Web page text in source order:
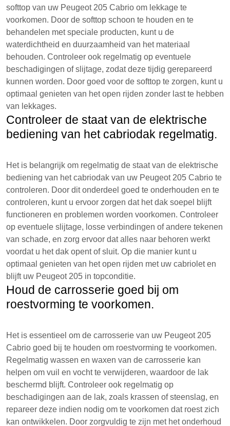
softtop van uw Peugeot 205 Cabrio om lekkage te
voorkomen. Door de softtop schoon te houden en te
behandelen met speciale producten, kunt u de
waterdichtheid en duurzaamheid van het materiaal
behouden. Controleer ook regelmatig op eventuele
beschadigingen of slijtage, zodat deze tijdig gerepareerd
kunnen worden. Door goed voor de softtop te zorgen, kunt u
optimaal genieten van het open rijden zonder last te hebben
van lekkages.
Controleer de staat van de elektrische
bediening van het cabriodak regelmatig.
Het is belangrijk om regelmatig de staat van de elektrische
bediening van het cabriodak van uw Peugeot 205 Cabrio te
controleren. Door dit onderdeel goed te onderhouden en te
controleren, kunt u ervoor zorgen dat het dak soepel blijft
functioneren en problemen worden voorkomen. Controleer
op eventuele slijtage, losse verbindingen of andere tekenen
van schade, en zorg ervoor dat alles naar behoren werkt
voordat u het dak opent of sluit. Op die manier kunt u
optimaal genieten van het open rijden met uw cabriolet en
blijft uw Peugeot 205 in topconditie.
Houd de carrosserie goed bij om
roestvorming te voorkomen.
Het is essentieel om de carrosserie van uw Peugeot 205
Cabrio goed bij te houden om roestvorming te voorkomen.
Regelmatig wassen en waxen van de carrosserie kan
helpen om vuil en vocht te verwijderen, waardoor de lak
beschermd blijft. Controleer ook regelmatig op
beschadigingen aan de lak, zoals krassen of steenslag, en
repareer deze indien nodig om te voorkomen dat roest zich
kan ontwikkelen. Door zorgvuldig te zijn met het onderhoud